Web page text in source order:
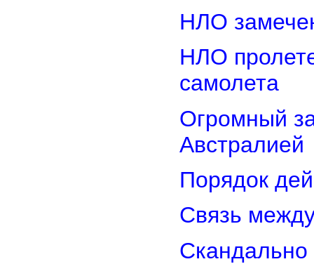
НЛО
НЛО
самолета
Огромный
Австралией
Порядок
Связь